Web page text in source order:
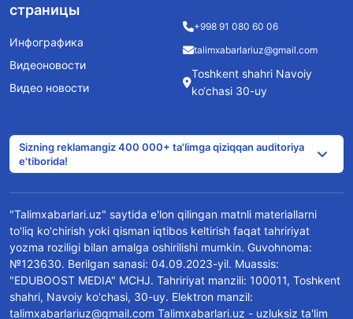
страницы
Инфографика
Видеоновости
Видео новости
+998 91 080 60 06
talimxabarlariuz@gmail.com
Toshkent shahri Navoiy
ko‘chasi 30-uy
Sizning reklamangiz 400 000+ ta'limga qiziqqan auditoriya
e'tiborida!
"Talimxabarlari.uz" saytida e'lon qilingan matnli materiallarni
to'liq ko'chirish yoki qisman iqtibos keltirish faqat tahririyat
yozma roziligi bilan amalga oshirilishi mumkin. Guvohnoma:
№123630. Berilgan sanasi: 04.09.2023-yil. Muassis:
"EDUBOOST MEDIA" MCHJ. Tahririyat manzili: 100011, Toshkent
shahri, Navoiy ko'chasi, 30-uy. Elektron manzil:
talimxabarlariuz@gmail.com Talimxabarlari.uz - uzluksiz ta'lim